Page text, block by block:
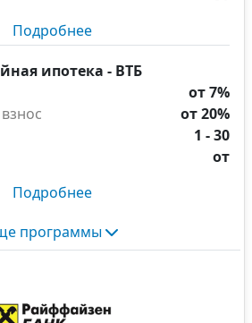
Подробнее
ипотека - ВТБ
от 7%
от 20%
1 - 30
от
Подробнее
программы